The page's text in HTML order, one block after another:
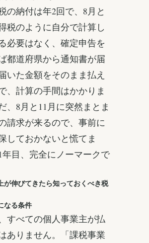
の納付は年2回で、8月と
税のように自分で計算し
必要はなく、確定申告を
都道府県から通知書が届
いた金額をそのまま払え
、計算の手間はかかりま
、8月と11月に突然まとま
請求が来るので、事前に
しておかないと慌てま
目、完全にノーマークで
が伸びてきたら知っておくべき税
なる条件
すべての個人事業主が払
ありません。「課税事業